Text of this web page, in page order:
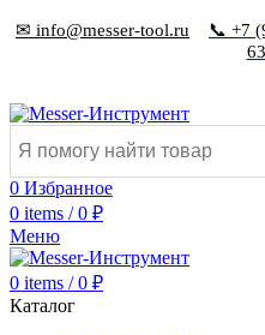
✉ info@messer-tool.ru 📞 +7
0 Избранное
0 items / 0 ₽
Меню
0 items / 0 ₽
Каталог